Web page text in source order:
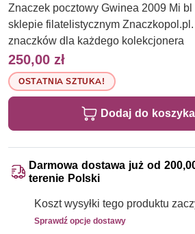
Znaczek pocztowy Gwinea 2009 Mi
sklepie filatelistycznym
znaczków dla każdego kolekcjonera
250,00 zł
OSTATNIA SZTUKA!
Dodaj do koszyka
Darmowa dostawa już od
terenie Polski
Koszt wysyłki tego produktu
Sprawdź opcje dostawy